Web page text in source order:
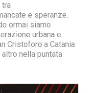
tra
e speranze.
ormai siamo
urbana e
Cristoforo a Catania
nella puntata